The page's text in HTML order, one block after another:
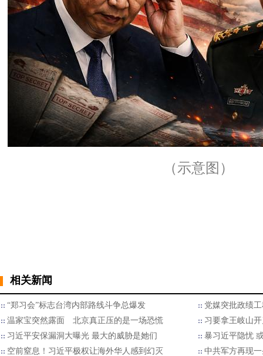
（示意图）
相关新闻
“郑习会”标志台湾内部路线斗争总爆发
党媒突批政绩
温家宝突然露面 北京真正压的是一场恐慌
习要拿王岐山
习近平安保漏洞大曝光 最大的威胁是她们
暴习近平隐忧
空前窒息！习近平极权让海外华人感到幻灭
中共军方再现